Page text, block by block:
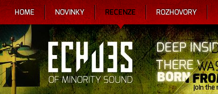
HOME NOVINKY RECENZE ROZHOVORY